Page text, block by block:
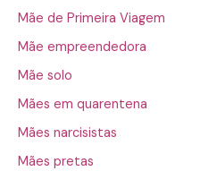
Mãe de Primeira Viagem
Mãe empreendedora
Mãe solo
Mães em quarentena
Mães narcisistas
Mães pretas